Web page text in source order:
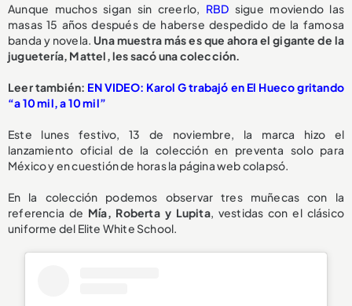
Aunque muchos sigan sin creerlo, RBD sigue moviendo las
masas 15 años después de haberse despedido de la famosa
banda y novela. Una muestra más es que ahora el gigante de la
juguetería, Mattel, les sacó una colección.
Leer también: EN VIDEO: Karol G trabajó en El Hueco gritando
“a 10 mil, a 10 mil”
Este lunes festivo, 13 de noviembre, la marca hizo el
lanzamiento oficial de la colección en preventa solo para
México y en cuestión de horas la página web colapsó.
En la colección podemos observar tres muñecas con la
referencia de Mía, Roberta y Lupita, vestidas con el clásico
uniforme del Elite White School.